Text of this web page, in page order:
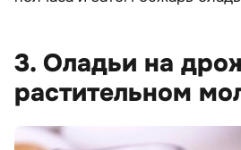
3. Оладьи на
растительном